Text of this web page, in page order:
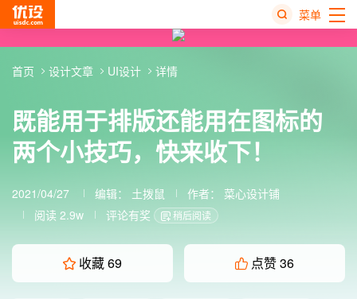
菜单
既能用于排版还能用在图标的
两个小技巧，快来收下！
2021/04/27 编辑： 土拨鼠 作者： 菜心设计铺
阅读 2.9w
评论有奖 稍后阅读
收藏69 点赞36
首页 设计文章 UI设计 详情